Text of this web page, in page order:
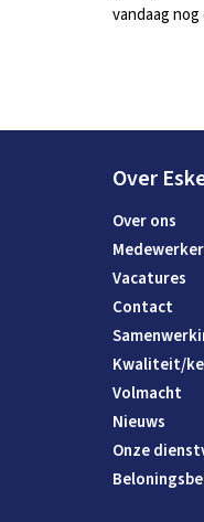
vandaag
Over
Over ons
Vacatures
Contact
Kwaliteit/
Volmacht
Nieuws
Onze